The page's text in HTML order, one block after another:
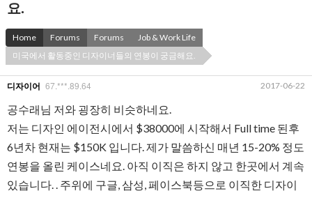
요.
Home Forums Forums
Job & Work Life
미국에서 활동중인 디자이너들의 연봉이 궁금해요.
디자이어 67.***.89.64 2017-06-22
공수래님 저와 굉장히 비슷하네요.
저는 디자인 에이전시에서 $38000에 시작해서 Full time 된후
6년차 현재는 $150K 입니다. 제가 말씀하신 매년 15-20% 정도
연봉을 올린 케이스네요. 아직 이직은 하지 않고 한곳에서 계속
있습니다. . 주위에 구글, 삼성, 페이스북등으로 이직한 디자이